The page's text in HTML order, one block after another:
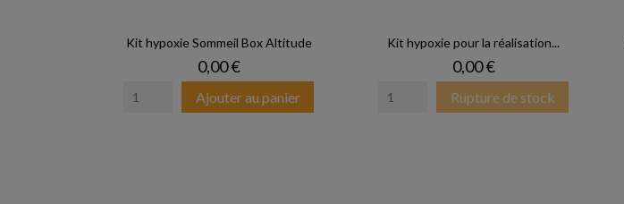
Kit hypoxie Sommeil Box Altitude
Prix
0,00 €
Ajouter au panier
Kit hypoxie pour la réalisation...
Prix
0,00 €
Rupture de stock